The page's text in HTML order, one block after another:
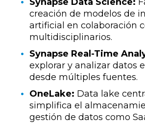
creación de modelos de
artificial en colaboración
multidisciplinarios.
Synapse Real-Time
explorar y analizar datos
desde múltiples fuentes.
OneLake: Data lake
simplifica el
gestión de datos como